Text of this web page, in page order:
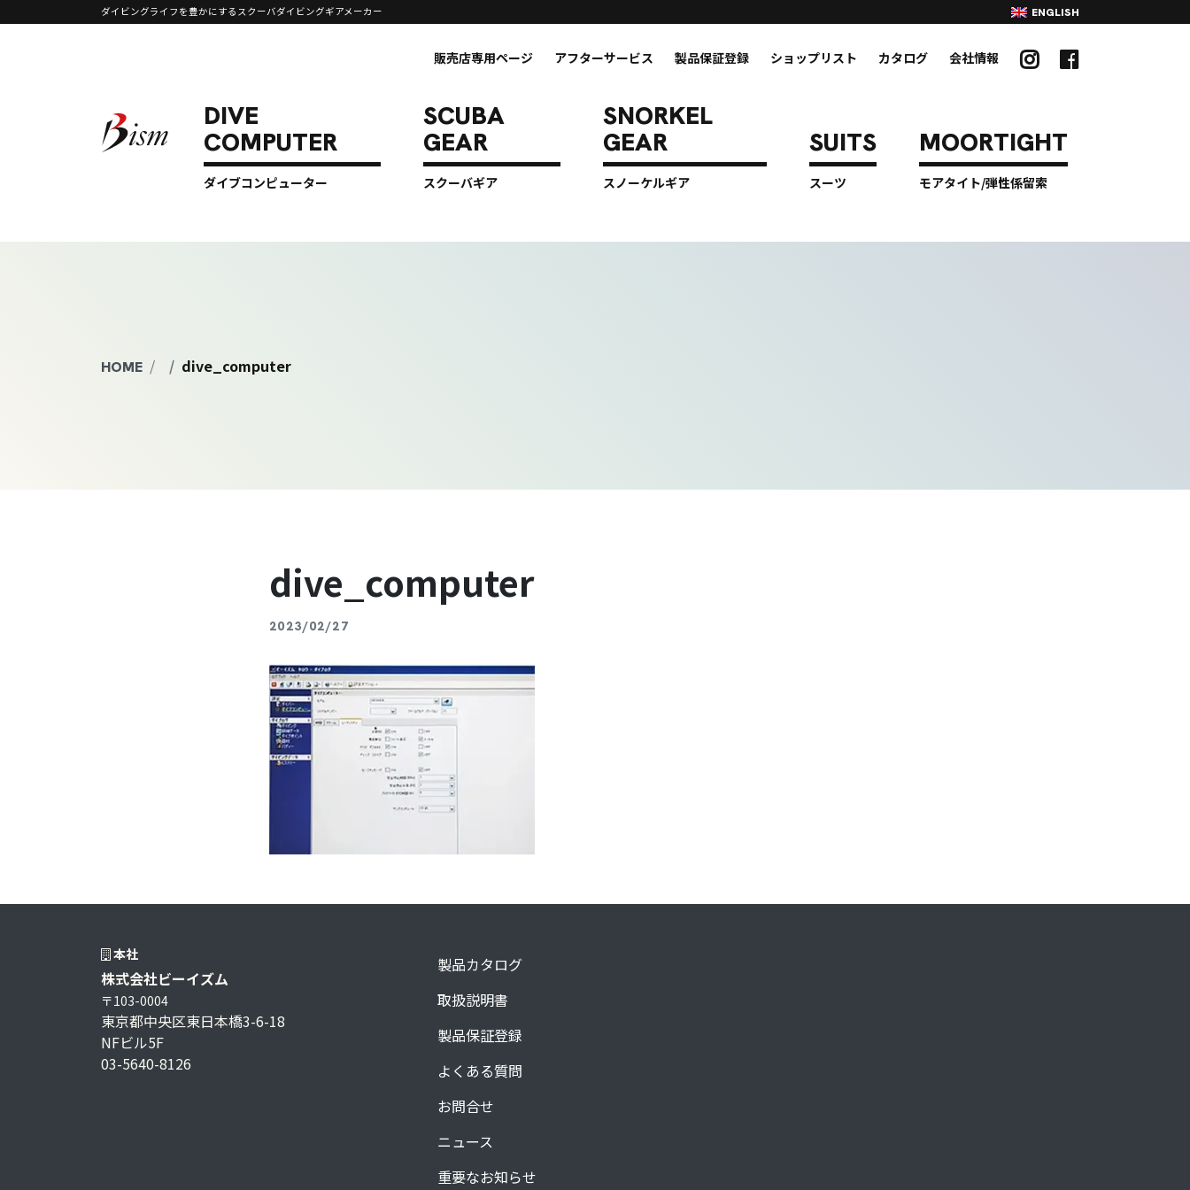
ダイビングライフを豊かにするスクーバダイビングギアメーカー ENGLISH
メインナビゲーション
ダイブコンピューター スクーバギア スノーケルギア スーツ モアタイト/弾性係留索
販売店専用ページ アフターサービス 製品保証登録 ショップリスト カタログ 会社情報
HOME dive_computer
dive_computer
2023/02/27
本社
株式会社ビーイズム
〒103-0004
東京都中央区東日本橋3-6-18
NFビル5F
03-5640-8126
製品カタログ
取扱説明書
製品保証登録
よくある質問
お問合せ
ニュース
重要なお知らせ